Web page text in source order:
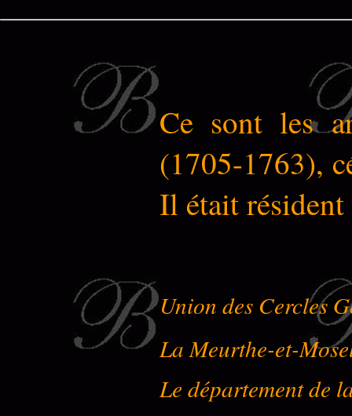
Ce sont les
(1705-1763),
Il était
Union des Cercles
La Meurthe-et-
Le département de